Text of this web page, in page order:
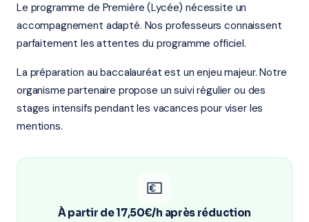
Le programme de Première (Lycée) nécessite un
accompagnement adapté. Nos professeurs connaissent
parfaitement les attentes du programme officiel.
La préparation au baccalauréat est un enjeu majeur. Notre
organisme partenaire propose un suivi régulier ou des
stages intensifs pendant les vacances pour viser les
mentions.
💶
À partir de 17,50€/h après réduction